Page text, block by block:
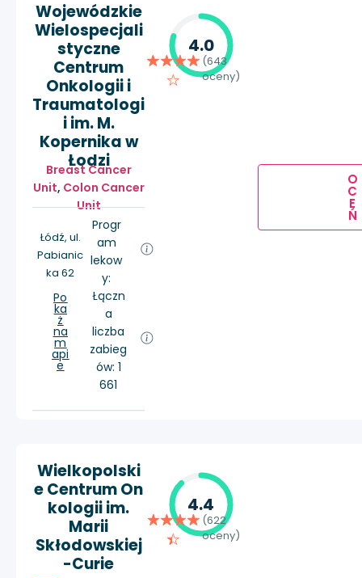
Wojewódzkie
Wielospecjali
styczne
Centrum
Onkologii i
Traumatologi
i im. M.
Kopernika w
Łodzi
Breast Cancer
Unit, Colon Cancer
Unit
Łódź, ul.
Pabianic
ka 62
Po
ka
ż
na
m
api
e
Progr
am
lekow
y:
Łączn
a
liczba
zabieg
ów: 1
661
4.0
(643
oceny)
O
C
E
Ń
Wielkopolski
e Centrum On
kologii im.
Marii
Skłodowskiej
-Curie
4.4
(622
oceny)